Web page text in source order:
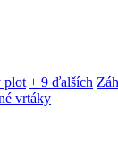
plot + 9 ďalších
vrtáky